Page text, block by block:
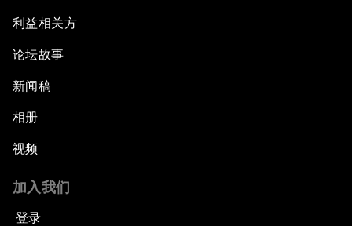
利益相关方
论坛故事
新闻稿
相册
视频
加入我们
登录